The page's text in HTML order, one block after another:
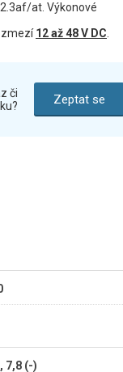
at. Výkonové
12 až 48 V DC
či
Zeptat se
7,8 (-)